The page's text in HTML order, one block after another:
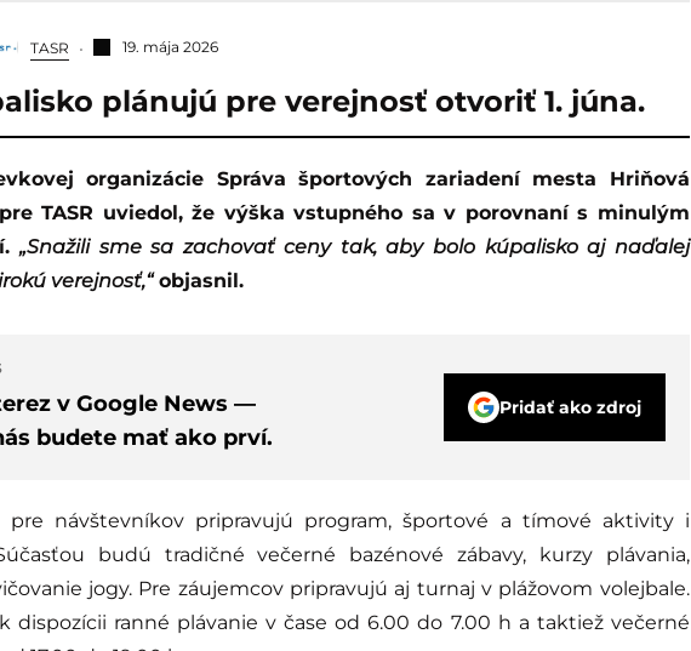
TASR 19. mája 2026
plánujú pre verejnosť otvoriť 1. júna.
TASR uviedol, že výška vstupného sa v porovnaní s minulým
„Snažili sme sa zachovať ceny tak, aby bolo kúpalisko aj naďalej
verejnosť,“objasnil.
v Google News —
budete mať ako prví.
Pridať ako zdroj
pre návštevníkov pripravujú program, športové a tímové aktivity i
budú tradičné večerné bazénové zábavy, kurzy plávania,
jogy. Pre záujemcov pripravujú aj turnaj v plážovom volejbale.
dispozícii ranné plávanie v čase od 6.00 do 7.00 h a taktiež večerné